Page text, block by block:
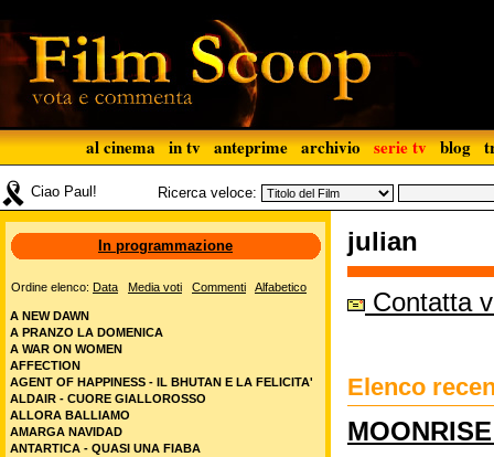
al cinema in tv anteprime archivio serie tv blog
Ciao Paul! Ricerca veloce:
julian
Contatta
Elenco
In programmazione
Ordine elenco: Data Media voti Commenti Alfabetico
A NEW DAWN
A PRANZO LA DOMENICA
A WAR ON WOMEN
AFFECTION
AGENT OF HAPPINESS - IL BHUTAN E LA FELICITA'
ALDAIR - CUORE GIALLOROSSO
ALLORA BALLIAMO
AMARGA NAVIDAD
ANTARTICA - QUASI UNA FIABA